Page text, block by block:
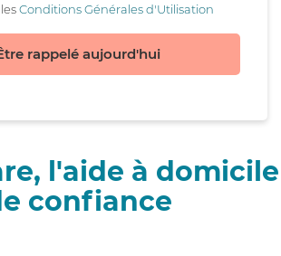
Conditions Générales d'Utilisation
rappelé aujourd'hui
l'aide à domicile
confiance